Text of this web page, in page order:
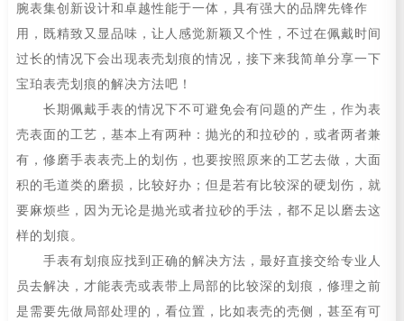
腕表集创新设计和卓越性能于一体，具有强大的品牌先锋作
用，既精致又显品味，让人感觉新颖又个性，不过在佩戴时间
过长的情况下会出现表壳划痕的情况，接下来我简单分享一下
宝珀表壳划痕的解决方法吧！
长期佩戴手表的情况下不可避免会有问题的产生，作为表
壳表面的工艺，基本上有两种：抛光的和拉砂的，或者两者兼
有，修磨手表表壳上的划伤，也要按照原来的工艺去做，大面
积的毛道类的磨损，比较好办；但是若有比较深的硬划伤，就
要麻烦些，因为无论是抛光或者拉砂的手法，都不足以磨去这
样的划痕。
手表有划痕应找到正确的解决方法，最好直接交给专业人
员去解决，才能表壳或表带上局部的比较深的划痕，修理之前
是需要先做局部处理的，看位置，比如表壳的壳侧，甚至有可